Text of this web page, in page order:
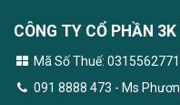
CÔNG TY CỔ PHẦN 3K
Mã Số Thuế: 0315562771
091 8888 473 - Ms